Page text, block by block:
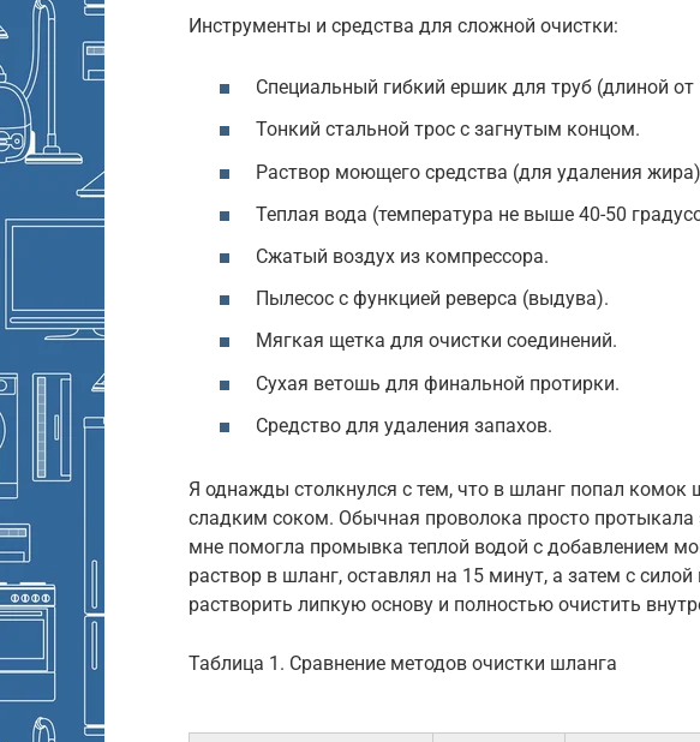
Инструменты и средства для сложной очистки:
Специальный гибкий ершик для труб (длиной от
Тонкий стальной трос с загнутым концом.
Раствор моющего средства (для удаления
Теплая вода (температура не выше 40-50
Сжатый воздух из компрессора.
Пылесос с функцией реверса (выдува).
Мягкая щетка для очистки соединений.
Сухая ветошь для финальной протирки.
Средство для удаления запахов.
Я однажды столкнулся с тем, что в шланг попал
сладким соком. Обычная проволока просто протыкала
мне помогла промывка теплой водой с добавлением
раствор в шланг, оставлял на 15 минут, а затем с
растворить липкую основу и полностью очистить
Таблица 1. Сравнение методов очистки шланга